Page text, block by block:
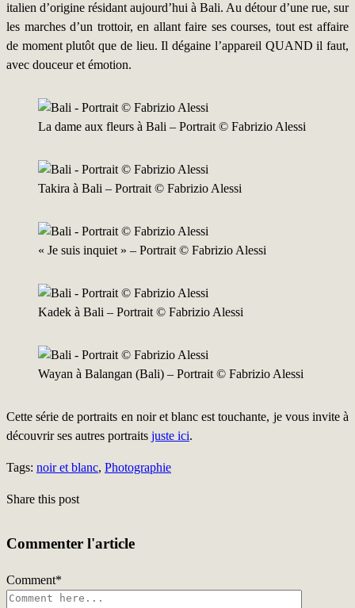
italien d’origine résidant aujourd’hui à Bali. Au détour d’une rue, sur
les marches d’un trottoir, en allant faire ses courses, tout est affaire
de moment plutôt que de lieu. Il dégaine l’appareil QUAND il faut,
avec douceur et émotion.
La dame aux fleurs à Bali – Portrait © Fabrizio Alessi
Takira à Bali – Portrait © Fabrizio Alessi
« Je suis inquiet » – Portrait © Fabrizio Alessi
Kadek à Bali – Portrait © Fabrizio Alessi
Wayan à Balangan (Bali) – Portrait © Fabrizio Alessi
Cette série de portraits en noir et blanc est touchante, je vous invite à
découvrir ses autres portraits juste ici.
Tags: noir et blanc, Photographie
Share this post
Commenter l'article
Comment*